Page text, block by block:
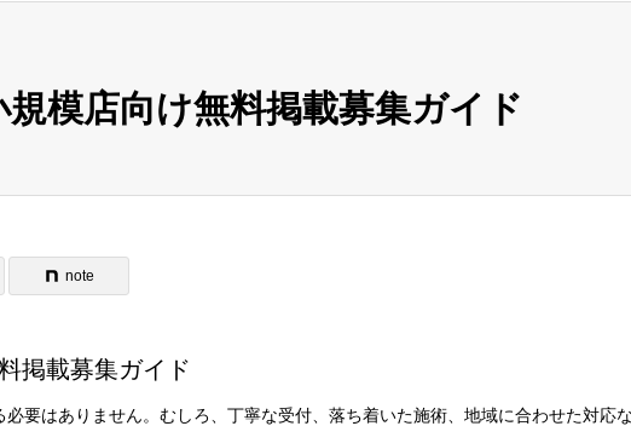
模店向け無料掲載募集ガイド
note
掲載募集ガイド
要はありません。むしろ、丁寧な受付、落ち着いた施術、地域に合わせた対応な